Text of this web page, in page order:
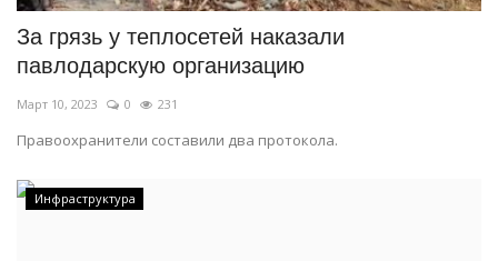
За грязь у теплосетей наказали
павлодарскую организацию
Март 10, 2023 0 231
Правоохранители составили два протокола.
Инфраструктура